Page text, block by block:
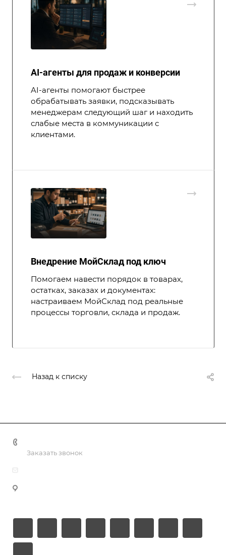
AI-агенты для продаж и конверсии
AI-агенты помогают быстрее
обрабатывать заявки, подсказывать
менеджерам следующий шаг и находить
слабые места в коммуникации с
клиентами.
Внедрение МойСклад под ключ
Помогаем навести порядок в товарах,
остатках, заказах и документах:
настраиваем МойСклад под реальные
процессы торговли, склада и продаж.
Назад к списку
Заказать звонок